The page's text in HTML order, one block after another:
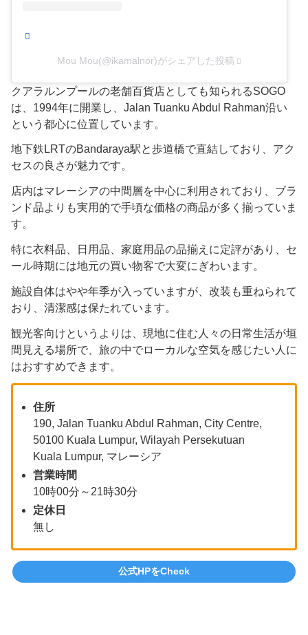
Mou Mou(@ikamalnor)がシェアした投稿
クアラルンプールの老舗百貨店としても知られるSOGO
は、1994年に開業し、Jalan Tuanku Abdul Rahman沿い
という都心に位置しています。
地下鉄LRTのBandaraya駅と歩道橋で直結しており、アク
セスの良さが魅力です。
店内はマレーシアの中間層を中心に利用されており、ブラ
ンド品よりも実用的で手頃な価格の商品が多く揃っていま
す。
特に衣料品、日用品、家庭用品の品揃えに定評があり、セ
ール時期には地元の買い物客で大変にぎわいます。
施設自体はやや年季が入っていますが、改装も重ねられて
おり、清潔感は保たれています。
観光客向けというよりは、現地に住む人々の日常生活が垣
間見える場所で、旅の中でローカルな空気を感じたい人に
はおすすめできます。
住所
190, Jalan Tuanku Abdul Rahman, City Centre,
50100 Kuala Lumpur, Wilayah Persekutuan
Kuala Lumpur, マレーシア
営業時間
10時00分～21時30分
定休日
無し
公式HPをCheck